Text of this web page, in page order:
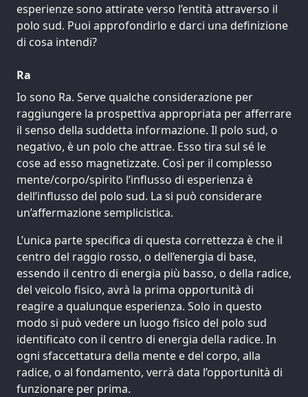
esperienze sono attirate verso l’entità attraverso il
polo sud. Puoi approfondirlo e darci una definizione
di cosa intendi?
Ra
Io sono Ra. Serve qualche considerazione per
raggiungere la prospettiva appropriata per afferrare
il senso della suddetta informazione. Il polo sud, o
negativo, è un polo che attrae. Esso tira sul sé le
cose ad esso magnetizzate. Così per il complesso
mente/corpo/spirito l’influsso di esperienza è
dell’influsso del polo sud. La si può considerare
un’affermazione semplicistica.
L’unica parte specifica di questa correttezza è che il
centro del raggio rosso, o dell’energia di base,
essendo il centro di energia più basso, o della radice,
del veicolo fisico, avrà la prima opportunità di
reagire a qualunque esperienza. Solo in questo
modo si può vedere un luogo fisico del polo sud
identificato con il centro di energia della radice. In
ogni sfaccettatura della mente e del corpo, alla
radice, o al fondamento, verrà data l’opportunità di
funzionare per prima.